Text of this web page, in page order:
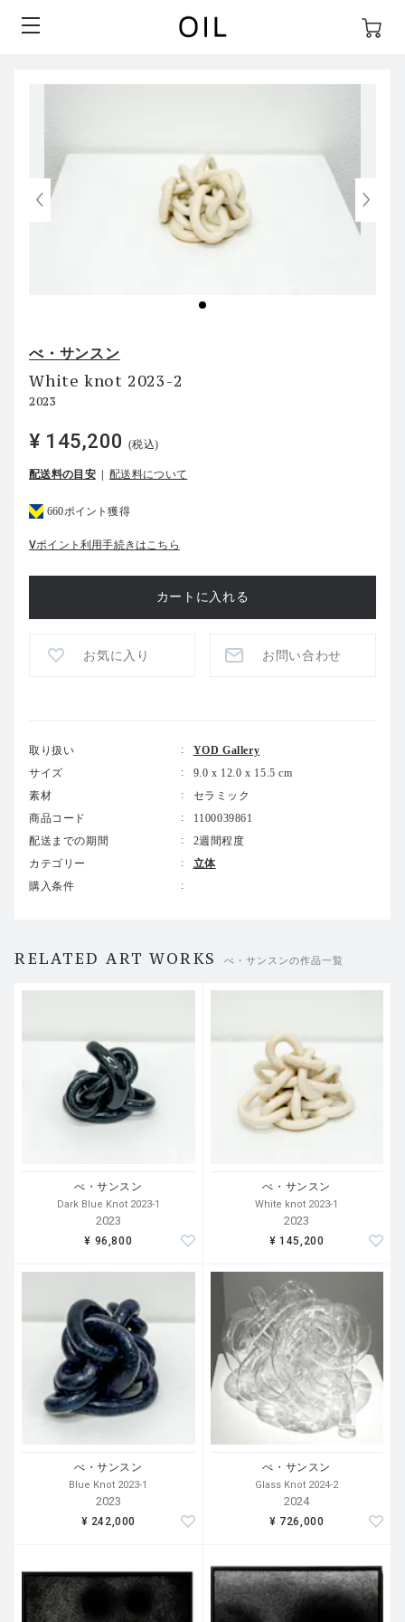
べ・サンスン
White knot 2023-2
2023
¥ 145,200 (税込)
配送料の目安 配送料について
660ポイント獲得
Vポイント利用手続きはこちら
お気に入り お問い合わせ
取り扱い
YOD Gallery
サイズ
9.0 x 12.0 x 15.5 cm
素材
セラミック
商品コード
1100039861
配送までの期間
2週間程度
カテゴリー
立体
購入条件
RELATED ART WORKS べ・サンスンの作品一覧
べ・サンスン
Dark Blue Knot 2023-1
2023
¥ 96,800
べ・サンスン
White knot 2023-1
2023
¥ 145,200
べ・サンスン
Blue Knot 2023-1
2023
¥ 242,000
べ・サンスン
Glass Knot 2024-2
2024
¥ 726,000